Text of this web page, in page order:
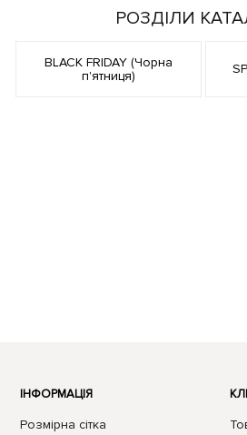
РОЗДІЛИ
BLACK FRIDAY (Чорна
п'ятниця)
ІНФОРМАЦІЯ
Розмірна сітка